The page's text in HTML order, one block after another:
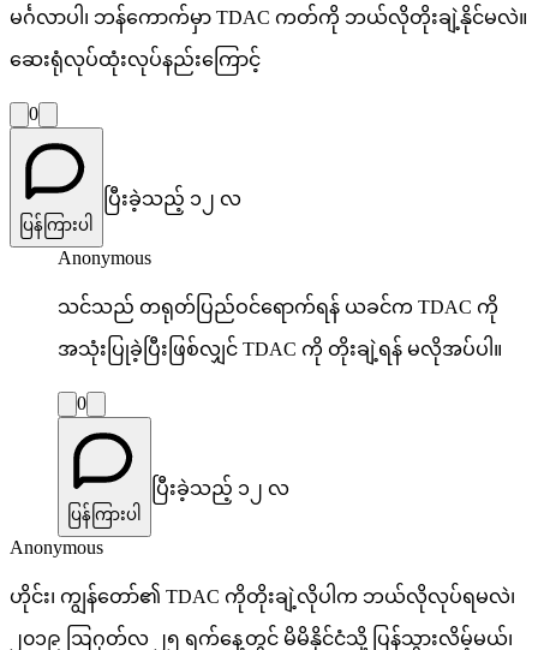
မင်္ဂလာပါ၊ ဘန်ကောက်မှာ TDAC ကတ်ကို ဘယ်လိုတိုးချဲ့နိုင်မလဲ။
ဆေးရုံလုပ်ထုံးလုပ်နည်းကြောင့်
0
ပြန်ကြားပါ
ပြီးခဲ့သည့် ၁၂ လ
Anonymous
သင်သည် တရုတ်ပြည်ဝင်ရောက်ရန် ယခင်က TDAC ကို
အသုံးပြုခဲ့ပြီးဖြစ်လျှင် TDAC ကို တိုးချဲ့ရန် မလိုအပ်ပါ။
0
ပြန်ကြားပါ
ပြီးခဲ့သည့် ၁၂ လ
Anonymous
ဟိုင်း၊ ကျွန်တော်၏ TDAC ကိုတိုးချဲ့လိုပါက ဘယ်လိုလုပ်ရမလဲ၊
၂၀၁၉ ဩဂုတ်လ ၂၅ ရက်နေ့တွင် မိမိနိုင်ငံသို့ ပြန်သွားလိမ့်မယ်၊